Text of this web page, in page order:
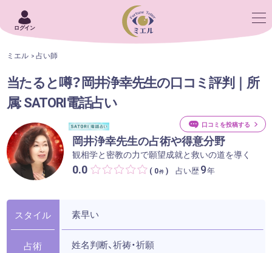
ログイン
ミエル 占い師
当たると噂？岡井浄幸先生の口コミ評判｜所
属: SATORI電話占い
岡井浄幸先生の占術や得意分野
観相学と密教の力で願望成就と救いの道を導く
0.0 ( 0件 ) 占い歴9年
口コミを投稿する
スタイル 素早い
占術 姓名判断、祈祷・祈願